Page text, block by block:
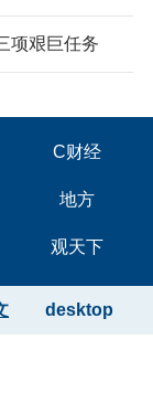
项艰巨任务
C财经
地方
观天下
desktop